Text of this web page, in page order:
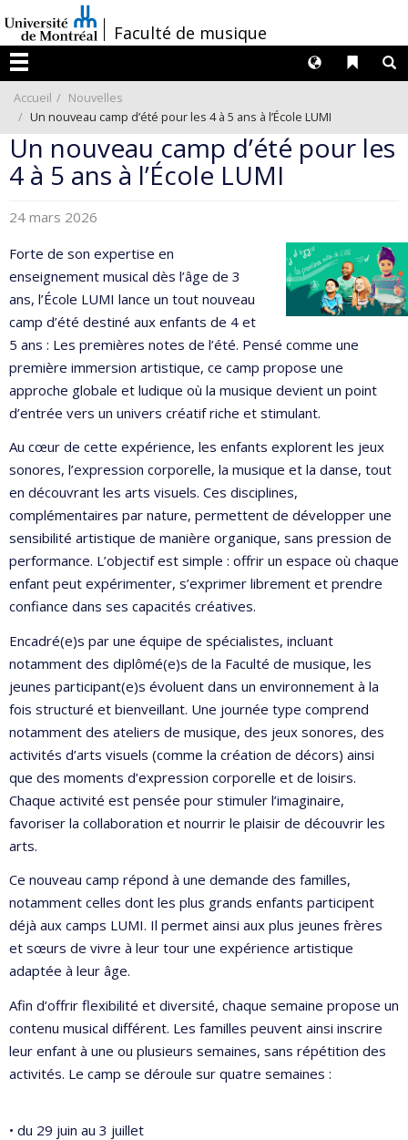
au
contenu
/Faculté de musique
Menu
Liens
Langues
Accueil
Nouvelles
Un nouveau camp d’été pour les 4 à 5 ans à l’École LUMI
Un nouveau camp d’été pour les
4 à 5 ans à l’École LUMI
24 mars 2026
Forte de son expertise en
enseignement musical dès l’âge de 3
ans, l’École LUMI lance un tout nouveau
camp d’été destiné aux enfants de 4 et
5 ans : Les premières notes de l’été. Pensé comme une
première immersion artistique, ce camp propose une
approche globale et ludique où la musique devient un point
d’entrée vers un univers créatif riche et stimulant.
Au cœur de cette expérience, les enfants explorent les jeux
sonores, l’expression corporelle, la musique et la danse, tout
en découvrant les arts visuels. Ces disciplines,
complémentaires par nature, permettent de développer une
sensibilité artistique de manière organique, sans pression de
performance. L’objectif est simple : offrir un espace où chaque
enfant peut expérimenter, s’exprimer librement et prendre
confiance dans ses capacités créatives.
Encadré(e)s par une équipe de spécialistes, incluant
notamment des diplômé(e)s de la Faculté de musique, les
jeunes participant(e)s évoluent dans un environnement à la
fois structuré et bienveillant. Une journée type comprend
notamment des ateliers de musique, des jeux sonores, des
activités d’arts visuels (comme la création de décors) ainsi
que des moments d’expression corporelle et de loisirs.
Chaque activité est pensée pour stimuler l’imaginaire,
favoriser la collaboration et nourrir le plaisir de découvrir les
arts.
Ce nouveau camp répond à une demande des familles,
notamment celles dont les plus grands enfants participent
déjà aux camps LUMI. Il permet ainsi aux plus jeunes frères
et sœurs de vivre à leur tour une expérience artistique
adaptée à leur âge.
Afin d’offrir flexibilité et diversité, chaque semaine propose un
contenu musical différent. Les familles peuvent ainsi inscrire
leur enfant à une ou plusieurs semaines, sans répétition des
activités. Le camp se déroule sur quatre semaines :
• du 29 juin au 3 juillet